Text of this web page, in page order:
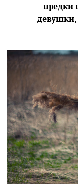
предки
девушки,